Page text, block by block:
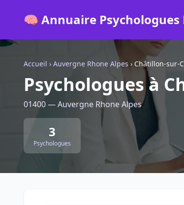
🧠 Annuaire Psychologues
Accueil › Auvergne Rhone Alpes › Châtillon-sur-
Psychologues à
01400 — Auvergne Rhone Alpes
3
Psychologues